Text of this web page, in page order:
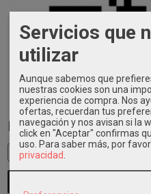
Busca en el Blog
Servicios que
utilizar
Aunque sabemos que
nuestras cookies son una
experiencia de compra. Nos
ofertas, recuerdan tus
navegación y nos avisan si la
click en "Aceptar" confirmas
uso. Para saber más, por
privacidad